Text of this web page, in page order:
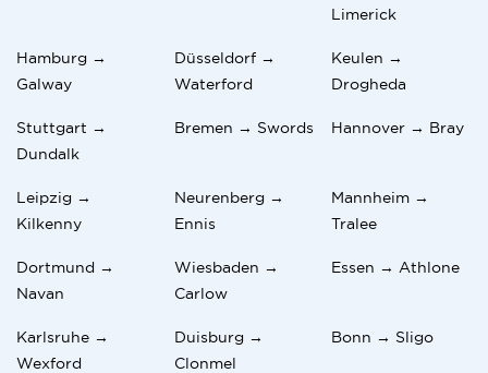
Limerick
Hamburg →
Galway
Düsseldorf →
Waterford
Keulen →
Drogheda
Stuttgart →
Dundalk
Bremen → Swords Hannover → Bray
Leipzig →
Kilkenny
Neurenberg →
Ennis
Mannheim →
Tralee
Dortmund →
Navan
Wiesbaden →
Carlow
Essen → Athlone
Karlsruhe →
Wexford
Duisburg →
Clonmel
Bonn → Sligo